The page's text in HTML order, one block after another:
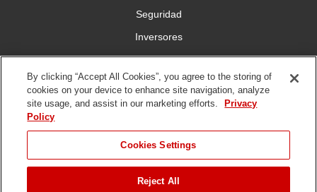
Seguridad
Inversores
Trabajo
Conéctese con nosotros
Política de
By clicking “Accept All Cookies”, you agree to the storing of
cookies on your device to enhance site navigation, analyze
site usage, and assist in our marketing efforts.
Privacy
Policy
Cookies Settings
Reject All